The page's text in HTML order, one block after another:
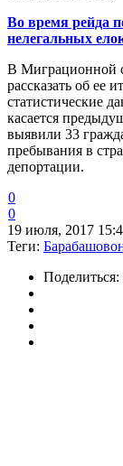
Во время рейда
нелегальных
В Миграционной
рассказать об ее
статистические
касается
выявили 33
пребывания в
депортации.
0
0
19 июля, 2017
Теги: Барабашово
Поделиться: